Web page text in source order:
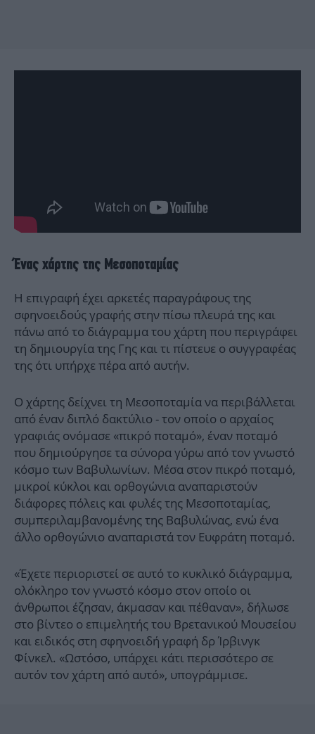
Ένας χάρτης της Μεσοποταμίας
Η επιγραφή έχει αρκετές παραγράφους της
σφηνοειδούς γραφής στην πίσω πλευρά της και
πάνω από το διάγραμμα του χάρτη που περιγράφει
τη δημιουργία της Γης και τι πίστευε ο συγγραφέας
της ότι υπήρχε πέρα από αυτήν.
Ο χάρτης δείχνει τη Μεσοποταμία να περιβάλλεται
από έναν διπλό δακτύλιο - τον οποίο ο αρχαίος
γραφιάς ονόμασε «πικρό ποταμό», έναν ποταμό
που δημιούργησε τα σύνορα γύρω από τον γνωστό
κόσμο των Βαβυλωνίων. Μέσα στον πικρό ποταμό,
μικροί κύκλοι και ορθογώνια αναπαριστούν
διάφορες πόλεις και φυλές της Μεσοποταμίας,
συμπεριλαμβανομένης της Βαβυλώνας, ενώ ένα
άλλο ορθογώνιο αναπαριστά τον Ευφράτη ποταμό.
«Έχετε περιοριστεί σε αυτό το κυκλικό διάγραμμα,
ολόκληρο τον γνωστό κόσμο στον οποίο οι
άνθρωποι έζησαν, άκμασαν και πέθαναν», δήλωσε
στο βίντεο ο επιμελητής του Βρετανικού Μουσείου
και ειδικός στη σφηνοειδή γραφή δρ Ίρβινγκ
Φίνκελ. «Ωστόσο, υπάρχει κάτι περισσότερο σε
αυτόν τον χάρτη από αυτό», υπογράμμισε.